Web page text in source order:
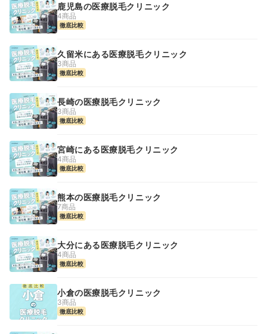
鹿児島の医療脱毛クリニック
4商品
徹底比較
久留米にある医療脱毛クリニック
3商品
徹底比較
長崎の医療脱毛クリニック
3商品
徹底比較
宮崎にある医療脱毛クリニック
4商品
徹底比較
熊本の医療脱毛クリニック
7商品
徹底比較
大分にある医療脱毛クリニック
4商品
徹底比較
小倉の医療脱毛クリニック
3商品
徹底比較